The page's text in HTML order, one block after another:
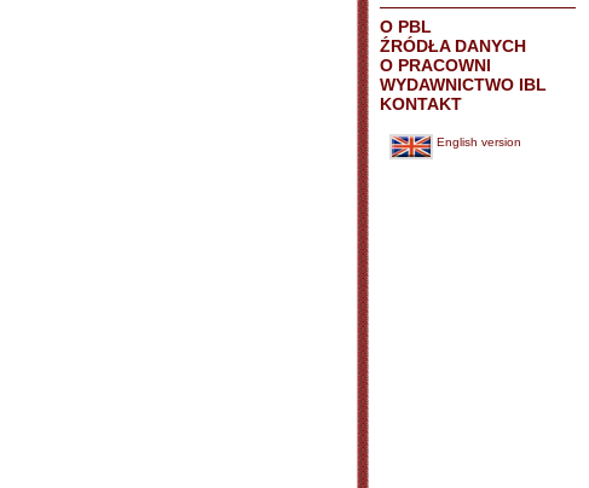
O PBL
ŹRÓDŁA DANYCH
O PRACOWNI
WYDAWNICTWO IBL
KONTAKT
English version